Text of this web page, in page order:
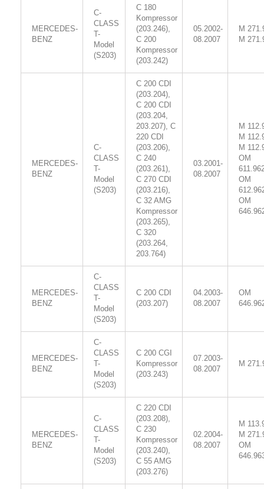
MERCEDES-
BENZ
C-
CLASS
T-
Model
(S203)
C 180
Kompressor
(203.246),
C 200
Kompressor
(203.242)
05.2002-
08.2007
M
M
MERCEDES-
BENZ
C-
CLASS
T-
Model
(S203)
C 200 CDI
(203.204),
C 200 CDI
(203.204,
203.207), C
220 CDI
(203.206),
C 240
(203.261),
C 270 CDI
(203.216),
C 32 AMG
Kompressor
(203.265),
C 320
(203.264,
203.764)
03.2001-
08.2007
M
M
M
OM
OM
OM
MERCEDES-
BENZ
C-
CLASS
T-
Model
(S203)
C 200 CDI
(203.207)
04.2003-
08.2007
OM
MERCEDES-
BENZ
C-
CLASS
T-
Model
(S203)
C 200 CGI
Kompressor
(203.243)
07.2003-
08.2007
M
MERCEDES-
BENZ
C-
CLASS
T-
Model
(S203)
C 220 CDI
(203.208),
C 230
Kompressor
(203.240),
C 55 AMG
(203.276)
02.2004-
08.2007
M
M
OM